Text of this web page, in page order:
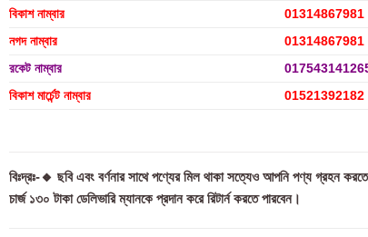
বিকাশ নাম্বার
01314867981
নগদ নাম্বার
01314867981
রকেট নাম্বার
বিকাশ মার্চেন্ট নাম্বার
01521392182
বিঃদ্রঃ-🔸 ছবি এবং বর্ণনার সাথে পণ্যের মিল থাকা সত্যেও আপনি পণ্য গ্রহন করতে
চার্জ ১৩০ টাকা ডেলিভারি ম্যানকে প্রদান করে রিটার্ন করতে পারবেন।